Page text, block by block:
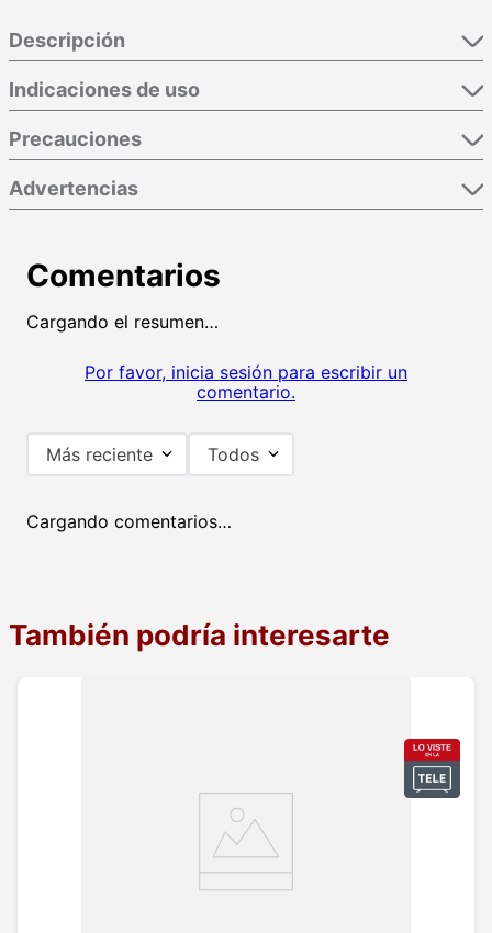
Descripción
Indicaciones de uso
Precauciones
Advertencias
Comentarios
Cargando el resumen…
Por favor, inicia sesión para escribir un
comentario.
Más reciente Todos
Cargando comentarios…
También podría interesarte